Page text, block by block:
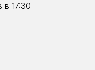
в 17:30